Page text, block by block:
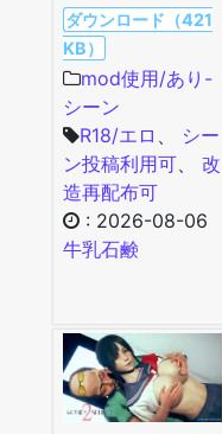
ダウンロード（421
KB）
mod使用/あり-
シーン
R18/エロ 、
シー
ン投稿利用可、 改
造再配布可
: 2026-08-06
牛乳石鹸